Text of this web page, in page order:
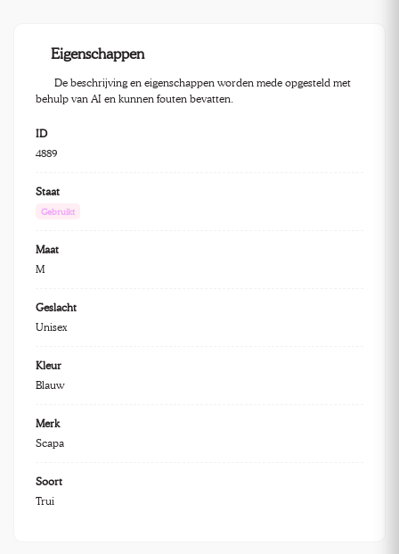
Eigenschappen
De beschrijving en eigenschappen worden mede opgesteld met
behulp van AI en kunnen fouten bevatten.
ID
4889
Staat
Gebruikt
Maat
M
Geslacht
Unisex
Kleur
Blauw
Merk
Scapa
Soort
Trui